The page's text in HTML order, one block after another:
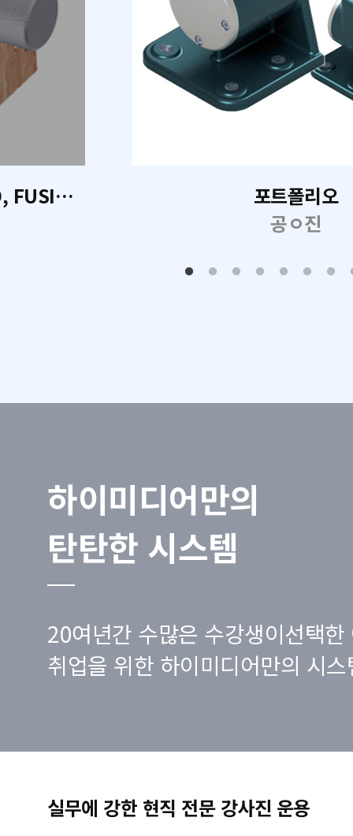
기계설계 CAD 2D, Invetor 3D, FUSION 360
포트폴리오
공ㅇ진
하이미디어만의
탄탄한 시스템
20여년간 수많은 수강생이선택한
취업을 위한 하이미디어만의 시
실무에 강한 현직 전문 강사진 운용